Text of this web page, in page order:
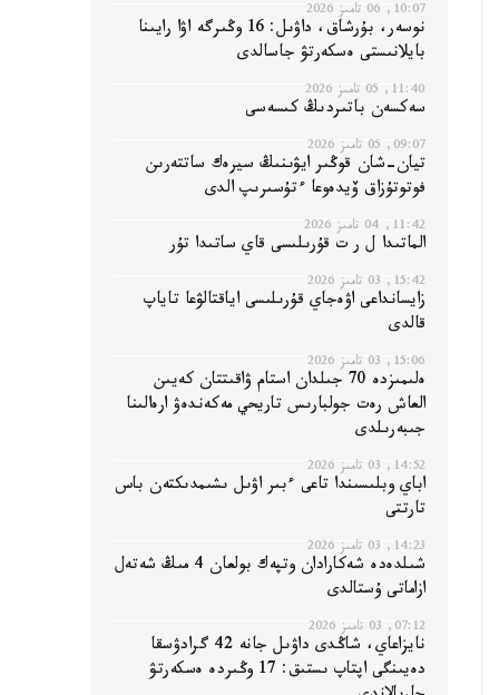
10:07, 06 تامىز 2026
نوسەر، بۇرشاق، داۋىل: 16 وڭىرگە اۋا رايىنا
بايلانىستى ەسكەرتۋ جاسالدى
11:40, 05 تامىز 2026
سەكسەن باتىردىڭ كىسەسى
09:07, 05 تامىز 2026
تيان-شان قوڭىر ايۋىنىڭ سيرەك ساتتەرىن
فوتوتۇزاق ۆيدەوعا ءتۇسىرىپ الدى
11:42, 04 تامىز 2026
الماتىدا ل ر ت قۇرىلىسى قاي ساتىدا تۇر
15:42, 03 تامىز 2026
زايسانداعى اۋەجاي قۇرىلىسى اياقتالۋعا تاياپ
قالدى
15:06, 03 تامىز 2026
ەلىمىزدە 70 جىلدان استام ۋاقىتتان كەيىن
العاش رەت جولبارىس تاريحي مەكەندەۋ ارەالىنا
جىبەرىلدى
14:52, 03 تامىز 2026
اباي وبلىسىندا تاعى ءبىر اۋىل ىشىمدىكتەن باس
تارتتى
14:23, 03 تامىز 2026
شىلدەدە شەكارادان وتپەك بولعان 4 مىڭ شەتەل
ازاماتى ۇستالدى
07:12, 03 تامىز 2026
نايزاعاي، شاڭدى داۋىل جانە 42 گرادۋسقا
دەيىنگى اپتاپ ىستىق: 17 وڭىردە ەسكەرتۋ